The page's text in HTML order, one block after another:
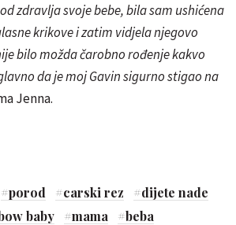
zdravlja svoje bebe, bila sam ushićena
krikove i zatim vidjela njegovo
bilo možda čarobno rođenje kakvo
da je moj Gavin sigurno stigao na
Jenna.
#porod #carski rez #dijete nade
baby #mama #beba